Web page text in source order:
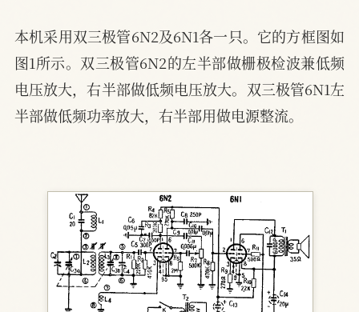
本机采用双三极管6N2及6N1各一只。它的方框图如
图1所示。双三极管6N2的左半部做栅极检波兼低频
电压放大，右半部做低频电压放大。双三极管6N1左
半部做低频功率放大，右半部用做电源整流。